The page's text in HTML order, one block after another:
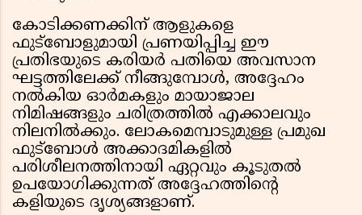
കോടിക്കണക്കിന് ആളുകളെ
ഫുട്ബോളുമായി പ്രണയിപ്പിച്ച ഈ
പ്രതിഭയുടെ കരിയർ പതിയെ അവസാന
ഘട്ടത്തിലേക്ക് നീങ്ങുമ്പോൾ, അദ്ദേഹം
നൽകിയ ഓർമകളും മായാജാല
നിമിഷങ്ങളും ചരിത്രത്തിൽ എക്കാലവും
നിലനിൽക്കും. ലോകമെമ്പാടുമുള്ള പ്രമുഖ
ഫുട്ബോൾ അക്കാദമികളിൽ
പരിശീലനത്തിനായി ഏറ്റവും കൂടുതൽ
ഉപയോഗിക്കുന്നത് അദ്ദേഹത്തിൻ്റെ
കളിയുടെ ദൃശ്യങ്ങളാണ്.